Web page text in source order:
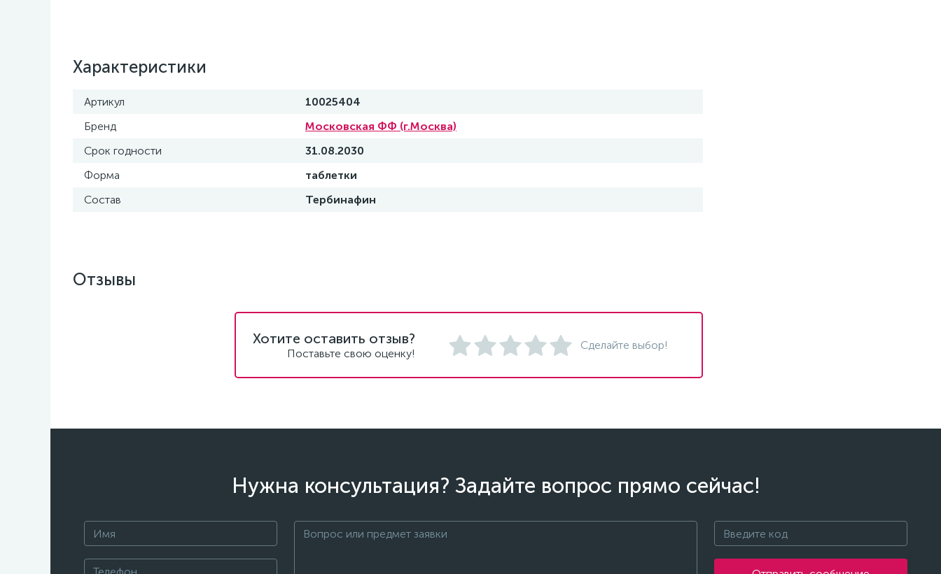
Характеристики
Артикул
10025404
Бренд
Московская ФФ (г.Москва)
Срок годности
31.08.2030
Форма
таблетки
Состав
Тербинафин
Отзывы
Хотите оставить отзыв?
Поставьте свою оценку!
Сделайте выбор!
Нужна консультация? Задайте вопрос прямо сейчас!